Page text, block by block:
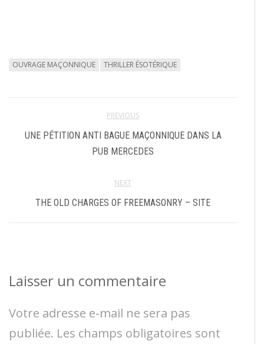
OUVRAGE MAÇONNIQUE THRILLER ÉSOTÉRIQUE
PREVIOUS
UNE PÉTITION ANTI BAGUE MAÇONNIQUE DANS LA
PUB MERCEDES
NEXT
THE OLD CHARGES OF FREEMASONRY – SITE
Laisser un commentaire
Votre adresse e-mail ne sera pas
publiée. Les champs obligatoires sont